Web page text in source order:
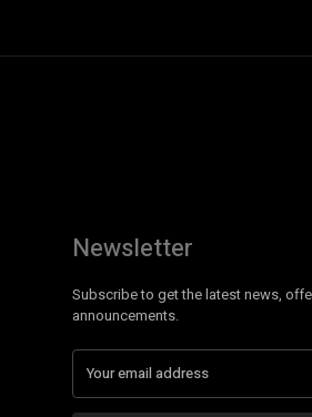
Newsletter
Subscribe to get the latest news,
announcements.